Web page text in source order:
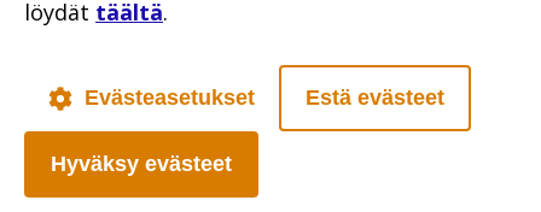
Evästekäytännöt
Poutapilvi web design
löydät täältä.
Evästeasetukset Estä evästeet
Hyväksy evästeet